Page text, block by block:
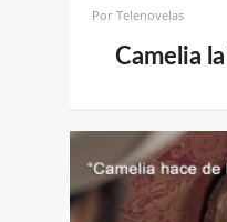
Por Telenovelas
Camelia